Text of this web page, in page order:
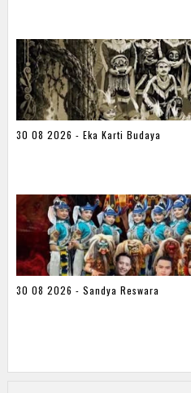
30 08 2026 - Eka Karti Budaya
30 08 2026 - Sandya Reswara